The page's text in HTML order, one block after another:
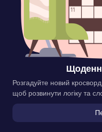
Розгадуйте новий
щоб розвинути логіку та